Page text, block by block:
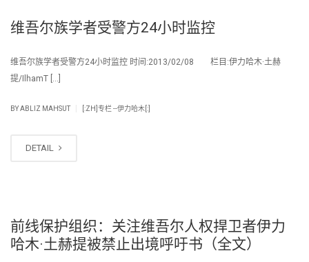
维吾尔族学者受警方24小时监控
维吾尔族学者受警方24小时监控 时间:2013/02/08 栏目:伊力哈木·土赫
提/IlhamT […]
BYABLIZ MAHSUT [:ZH]专栏 --伊力哈木[:]
DETAIL
前线保护组织：关注维吾尔人权捍卫者伊力
哈木·土赫提被禁止出境呼吁书（全文）